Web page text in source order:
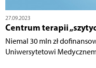
27.09.2023
Centrum terapii
Niemal 30 mln zł
Uniwersytetowi